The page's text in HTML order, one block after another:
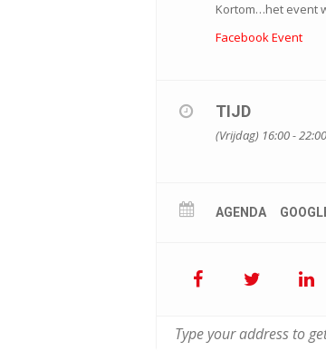
Kortom…het event
Facebook Event
TIJD
(Vrijdag) 16:00 - 22:00
AGENDA